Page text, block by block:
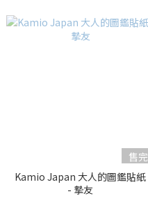
售完
Kamio Japan 大人的圖鑑貼紙
- 摯友